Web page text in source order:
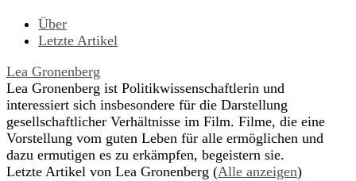
Über
Letzte Artikel
Lea Gronenberg
Lea Gronenberg ist Politikwissenschaftlerin und
interessiert sich insbesondere für die Darstellung
gesellschaftlicher Verhältnisse im Film. Filme, die eine
Vorstellung vom guten Leben für alle ermöglichen und
dazu ermutigen es zu erkämpfen, begeistern sie.
Letzte Artikel von Lea Gronenberg (Alle anzeigen)